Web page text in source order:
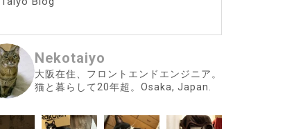
Nekotaiyo
大阪在住、フロントエンドエンジニア。
猫と暮らして20年超。Osaka, Japan.